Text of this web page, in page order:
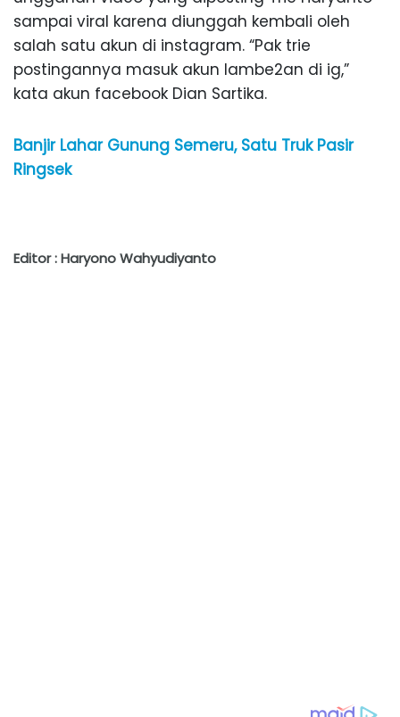
sampai viral karena diunggah kembali oleh
salah satu akun di instagram. “Pak trie
postingannya masuk akun lambe2an di ig,”
kata akun facebook Dian Sartika.
Banjir Lahar Gunung Semeru, Satu Truk Pasir
Ringsek
Editor : Haryono Wahyudiyanto